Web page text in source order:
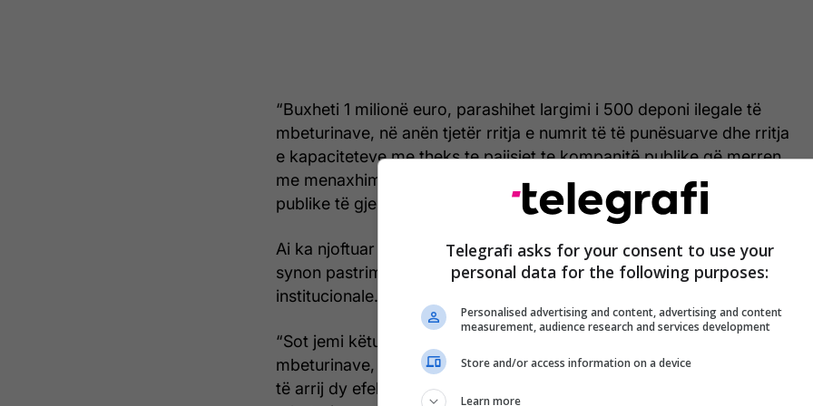
“Buxheti 1 milionë euro, parashihet largimi i 500 deponi ilegale të
mbeturinave, në anën tjetër rritja e numrit të të punësuarve dhe rritja
e kapaciteteve me theks te pajisjet te kompanitë publike që merren
me menaxhimin e mbeturinave por edhe mirëmbajtjen e hapësirave
publike të gjelbra”, është shprehur ai.
Ai ka njoftuar shpalljen e një pakete emergjente për këtë fushë, e cila
synon pastrimin e deponive ilegale dhe forcimin e kapaciteteve
institucionale.
“Sot jemi këtu për të shpallur një paketë të emergjencës në fushën e
mbeturinave, aksionin kundër mbeturinave. Ky aksion ka për qëllim
të arrij dy efekte: të intervenojë në vendet ku hedhja ilegale e
Telegrafi asks for your consent to use your
personal data for the following purposes:
Personalised advertising and content, advertising and content
measurement, audience research and services development
Store and/or access information on a device
Learn more